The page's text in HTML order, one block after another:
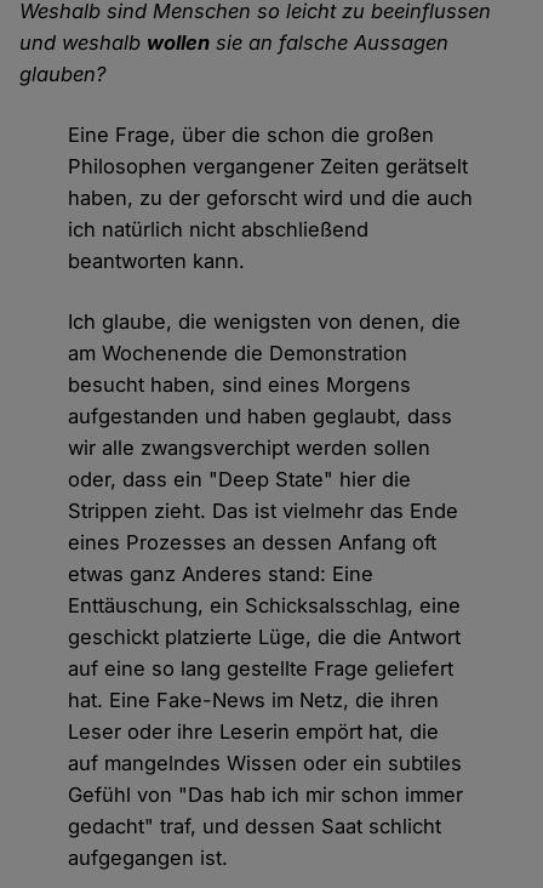
Weshalb sind Menschen so leicht zu beeinflussen
und weshalb wollen sie an falsche Aussagen
glauben?
Eine Frage, über die schon die großen
Philosophen vergangener Zeiten gerätselt
haben, zu der geforscht wird und die auch
ich natürlich nicht abschließend
beantworten kann.
Ich glaube, die wenigsten von denen, die
am Wochenende die Demonstration
besucht haben, sind eines Morgens
aufgestanden und haben geglaubt, dass
wir alle zwangsverchipt werden sollen
oder, dass ein "Deep State" hier die
Strippen zieht. Das ist vielmehr das Ende
eines Prozesses an dessen Anfang oft
etwas ganz Anderes stand: Eine
Enttäuschung, ein Schicksalsschlag, eine
geschickt platzierte Lüge, die die Antwort
auf eine so lang gestellte Frage geliefert
hat. Eine Fake-News im Netz, die ihren
Leser oder ihre Leserin empört hat, die
auf mangelndes Wissen oder ein subtiles
Gefühl von "Das hab ich mir schon immer
gedacht" traf, und dessen Saat schlicht
aufgegangen ist.